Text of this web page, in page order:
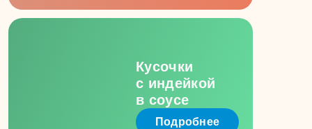
Кусочки
с индейкой
в соусе
Подробнее